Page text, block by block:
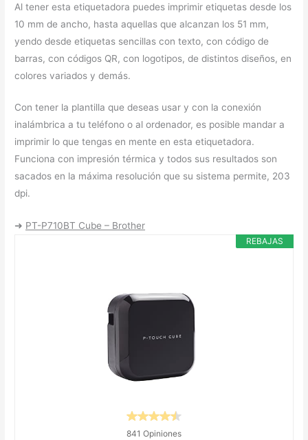
Al tener esta etiquetadora puedes imprimir etiquetas desde los
10 mm de ancho, hasta aquellas que alcanzan los 51 mm,
yendo desde etiquetas sencillas con texto, con código de
barras, con códigos QR, con logotipos, de distintos diseños, en
colores variados y demás.
Con tener la plantilla que deseas usar y con la conexión
inalámbrica a tu teléfono o al ordenador, es posible mandar a
imprimir lo que tengas en mente en esta etiquetadora.
Funciona con impresión térmica y todos sus resultados son
sacados en la máxima resolución que su sistema permite, 203
dpi.
➜ PT-P710BT Cube – Brother
REBAJAS
841 Opiniones